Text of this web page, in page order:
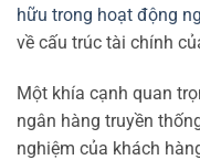
hữu trong hoạt động
về cấu trúc tài chính
Một khía cạnh quan
ngân hàng truyền
nghiệm của khách